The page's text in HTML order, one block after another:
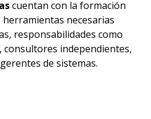
cuentan con la formación
necesarias
responsabilidades como
consultores independientes,
de sistemas.